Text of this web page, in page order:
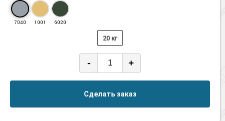
7040 1001 6020
20 кг
- +
Сделать заказ